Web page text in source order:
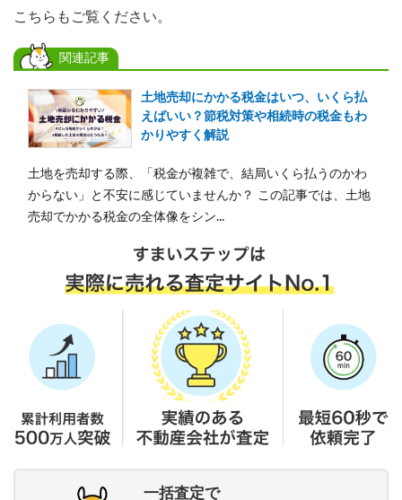
こちらもご覧ください。
関連記事
土地売却にかかる税金はいつ、いくら払
えばいい？節税対策や相続時の税金もわ
かりやすく解説
土地を売却する際、「税金が複雑で、結局いくら払うのかわ
からない」と不安に感じていませんか？ この記事では、土地
売却でかかる税金の全体像をシン...
一括査定で